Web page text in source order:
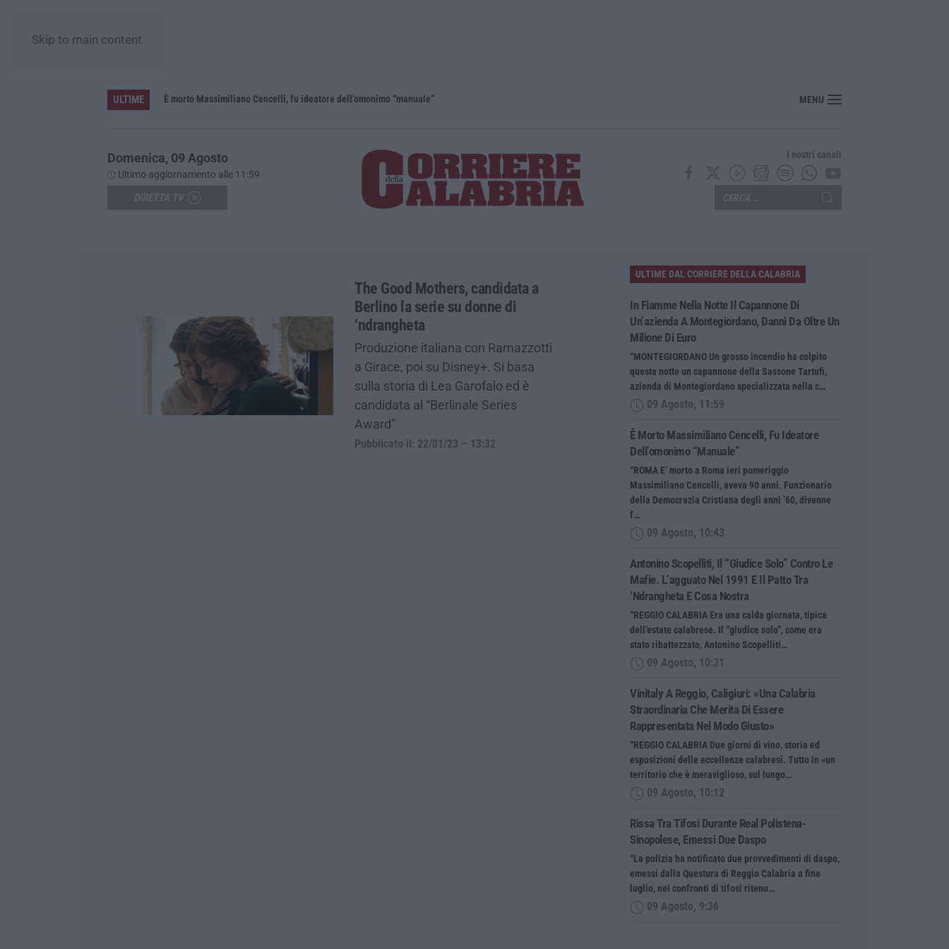
Skip to main content
ULTIME
In fiamme nella notte il capannone di un’azienda a Montegiordano, danni da oltre un milione di euro È morto Massimiliano Cencelli, fu ideatore dell’omonimo “manuale” MENU
Domenica, 09 Agosto
Ultimo aggiornamento alle 11:59
I nostri canali
The Good Mothers, candidata a
Berlino la serie su donne di
‘ndrangheta
Produzione italiana con Ramazzotti
a Girace, poi su Disney+. Si basa
sulla storia di Lea Garofalo ed è
candidata al “Berlinale Series
Award”
Pubblicato il: 22/01/23 – 13:32
ULTIME DAL CORRIERE DELLA CALABRIA
In Fiamme Nella Notte Il Capannone Di
Un’azienda A Montegiordano, Danni Da Oltre Un
Milione Di Euro
“MONTEGIORDANO Un grosso incendio ha colpito
questa notte un capannone della Sassone Tartufi,
azienda di Montegiordano specializzata nella c…
09 Agosto, 11:59
È Morto Massimiliano Cencelli, Fu Ideatore
Dell’omonimo “manuale”
“ROMA E’ morto a Roma ieri pomeriggio
Massimiliano Cencelli, aveva 90 anni. Funzionario
della Democrazia Cristiana degli anni ’60, divenne
f…
09 Agosto, 10:43
Antonino Scopelliti, Il “giudice Solo” Contro Le
Mafie. L’agguato Nel 1991 E Il Patto Tra
‘ndrangheta E Cosa Nostra
“REGGIO CALABRIA Era una calda giornata, tipica
dell’estate calabrese. Il “giudice solo”, come era
stato ribattezzato, Antonino Scopelliti…
09 Agosto, 10:31
Vinitaly A Reggio, Caligiuri: «Una Calabria
Straordinaria Che Merita Di Essere
Rappresentata Nel Modo Giusto»
“REGGIO CALABRIA Due giorni di vino, storia ed
esposizioni delle eccellenze calabresi. Tutto in «un
territorio che è meraviglioso, sul lungo…
09 Agosto, 10:12
Rissa Tra Tifosi Durante Real Polistena-
Sinopolese, Emessi Due Daspo
“La polizia ha notificato due provvedimenti di daspo,
emessi dalla Questura di Reggio Calabria a fine
luglio, nei confronti di tifosi ritenu…
09 Agosto, 9:36